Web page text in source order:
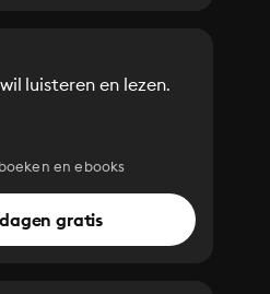
luisteren en lezen.
en ebooks
gratis